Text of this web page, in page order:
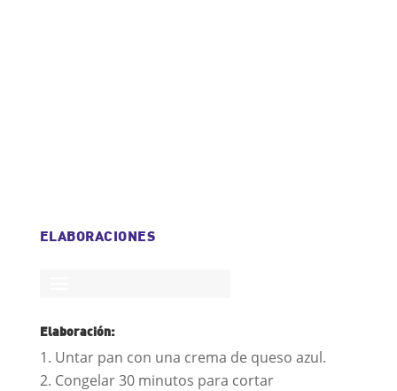
ELABORACIONES
Elaboración:
Untar pan con una crema de queso azul.
Congelar 30 minutos para cortar